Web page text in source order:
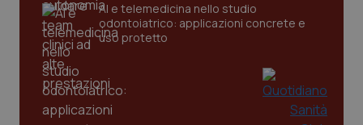
AI e telemedicina nello studio
odontoiatrico: applicazioni concrete e
uso protetto
tracking-sites-ironfish-